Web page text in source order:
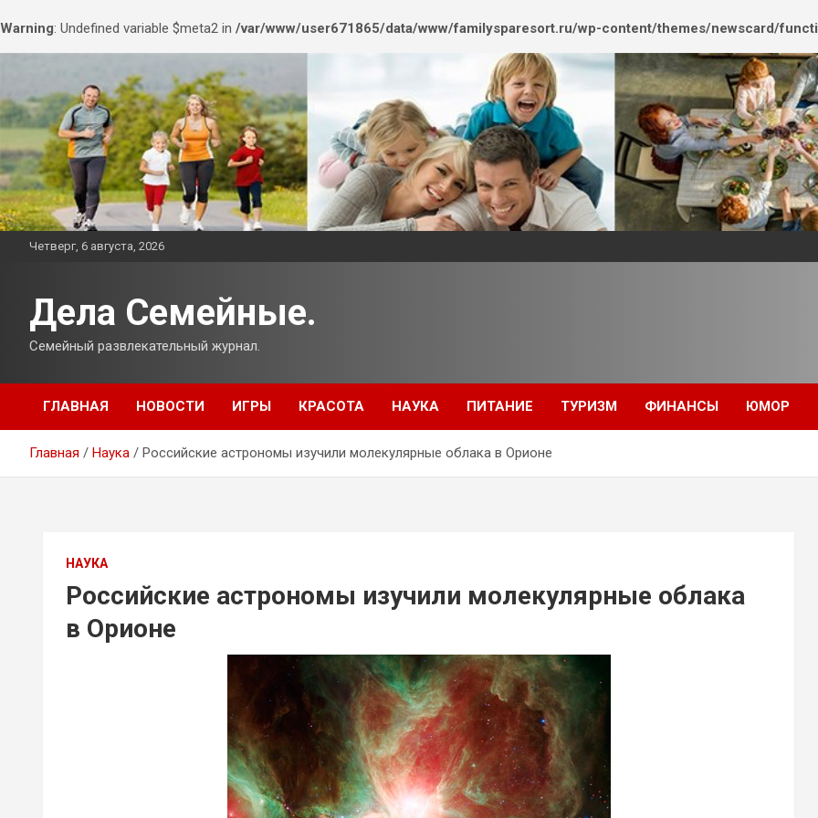
Warning: Undefined variable $meta2 in /var/www/user671865/data/www/familysparesort.ru/wp-content/themes/newscard/
содержимому
Четверг, 6 августа, 2026
Дела Семейные.
Семейный развлекательный журнал.
ГЛАВНАЯ НОВОСТИ ИГРЫ КРАСОТА НАУКА ПИТАНИЕ ТУРИЗМ ФИНАНСЫ ЮМОР
Главная Наука Российские астрономы изучили молекулярные облака в Орионе
НАУКА
Российские астрономы изучили молекулярные облака
в Орионе